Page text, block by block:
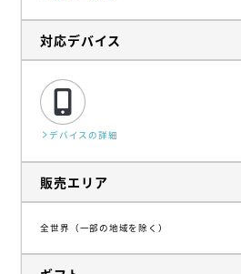
対応デバイス
デバイスの詳細
販売エリア
全世界（一部の地域を除く）